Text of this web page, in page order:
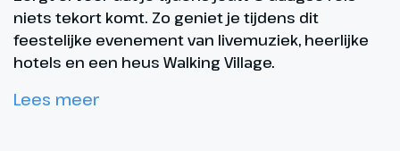
niets tekort komt. Zo geniet je tijdens dit
feestelijke evenement van livemuziek, heerlijke
hotels en een heus Walking Village.
Lees meer